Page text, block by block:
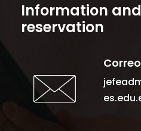
Information
reservation
Correo